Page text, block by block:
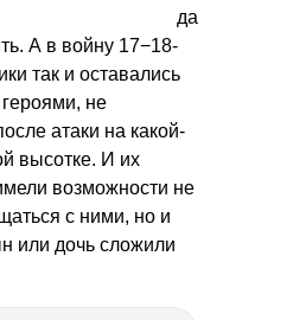
да
А в войну 17−18-
так и оставались
не
атаки на какой-
высотке. И их
возможности не
с ними, но и
или дочь сложили